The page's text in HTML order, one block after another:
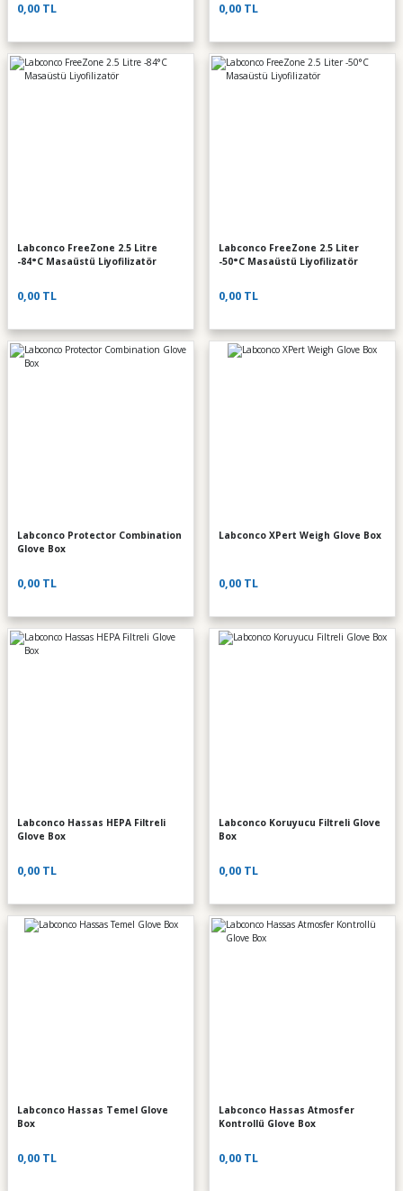
0,00 TL 0,00 TL
Labconco FreeZone 2.5 Litre
-84°C Masaüstü Liyofilizatör
0,00 TL
Labconco FreeZone 2.5 Liter
-50°C Masaüstü Liyofilizatör
0,00 TL
Labconco Protector Combination
Glove Box
0,00 TL
Labconco XPert Weigh Glove Box
0,00 TL
Labconco Hassas HEPA Filtreli
Glove Box
0,00 TL
Labconco Koruyucu Filtreli Glove
Box
0,00 TL
Labconco Hassas Temel Glove
Box
0,00 TL
Labconco Hassas Atmosfer
Kontrollü Glove Box
0,00 TL